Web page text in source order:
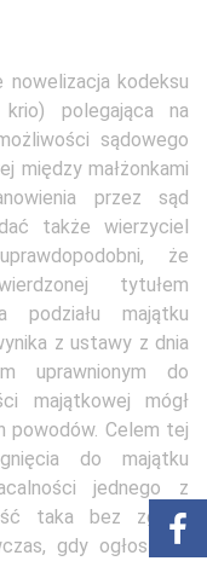
nowelizacja kodeksu
polegająca na
sądowego
między małżonkami
przez sąd
także wierzyciel
że
tytułem
podziału majątku
z ustawy z dnia
uprawnionym do
majątkowej mógł
powodów. Celem tej
do majątku
jednego z
taka bez zgody
gdy ogłoszono